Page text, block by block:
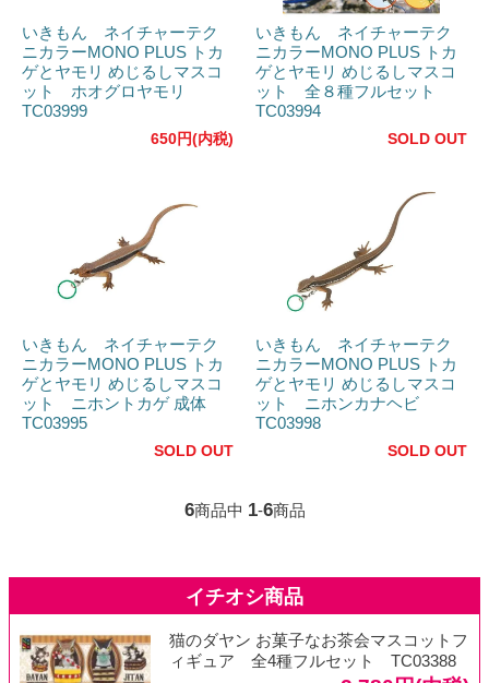
いきもん ネイチャーテク
ニカラーMONO PLUS トカ
ゲとヤモリ めじるしマスコ
ット ホオグロヤモリ
TC03999
650円(内税)
いきもん ネイチャーテク
ニカラーMONO PLUS トカ
ゲとヤモリ めじるしマスコ
ット 全８種フルセット
TC03994
SOLD OUT
いきもん ネイチャーテク
ニカラーMONO PLUS トカ
ゲとヤモリ めじるしマスコ
ット ニホントカゲ 成体
TC03995
SOLD OUT
いきもん ネイチャーテク
ニカラーMONO PLUS トカ
ゲとヤモリ めじるしマスコ
ット ニホンカナヘビ
TC03998
SOLD OUT
6商品中 1-6商品
猫のダヤン お菓子なお茶会マスコットフ
ィギュア 全4種フルセット TC03388